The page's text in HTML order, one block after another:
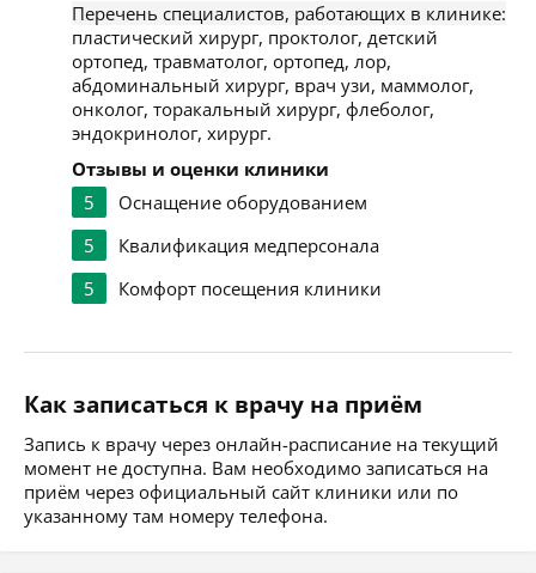
Перечень специалистов, работающих в клинике:
пластический хирург, проктолог, детский
ортопед, травматолог, ортопед, лор,
абдоминальный хирург, врач узи, маммолог,
онколог, торакальный хирург, флеболог,
эндокринолог, хирург.
Отзывы и оценки клиники
5
Оснащение оборудованием
5
Квалификация медперсонала
5
Комфорт посещения клиники
Как записаться к врачу на приём
Запись к врачу через онлайн-расписание на текущий
момент не доступна. Вам необходимо записаться на
приём через официальный сайт клиники или по
указанному там номеру телефона.